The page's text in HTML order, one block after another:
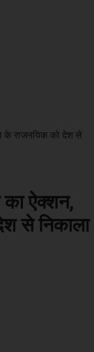
के राजनयिक को देश से
का ऐक्शन,
से निकाला